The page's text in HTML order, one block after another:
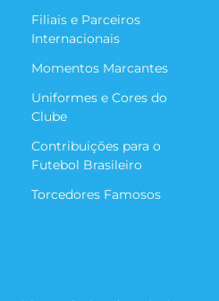
Filiais e Parceiros
Internacionais
Momentos Marcantes
Uniformes e Cores do
Clube
Contribuições para o
Futebol Brasileiro
Torcedores Famosos